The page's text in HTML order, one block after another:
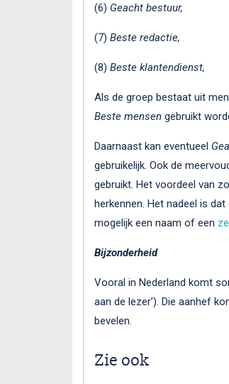
(6) Geacht bestuur,
(7) Beste redactie,
(8) Beste klantendienst,
Als de groep bestaat uit
Beste mensen gebruikt
Daarnaast kan eventueel
gebruikelijk. Ook de
gebruikt. Het voordeel van
herkennen. Het nadeel is
mogelijk een naam of een
Bijzonderheid
Vooral in Nederland komt
aan de lezer’). Die aanhef
bevelen.
Zie ook